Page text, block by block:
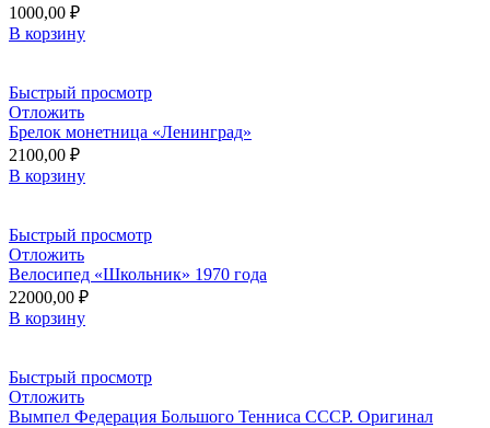
1000,00 ₽
В корзину
Быстрый просмотр
Отложить
Брелок монетница «Ленинград»
2100,00 ₽
В корзину
Быстрый просмотр
Отложить
Велосипед «Школьник» 1970 года
22000,00 ₽
В корзину
Быстрый просмотр
Отложить
Вымпел Федерация Большого Тенниса СССР. Оригинал